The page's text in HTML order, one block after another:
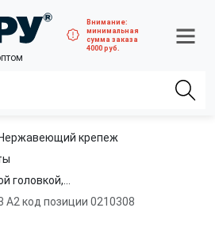
Внимание:
минимальная
сумма заказа
4000 руб.
нержавеющий крепеж
нержавеющей стали A2 и A4
A2 код позиции 0210308